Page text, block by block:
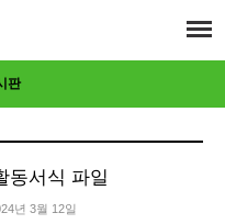
판
동서식 파일
년 3월 12일